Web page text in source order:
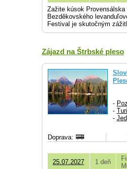
Zažite kúsok
Bezděkovského
Festival je skutočným
Zájazd na Štrbské pleso
-
-
-
Doprava:
25.07.2027 1 deň